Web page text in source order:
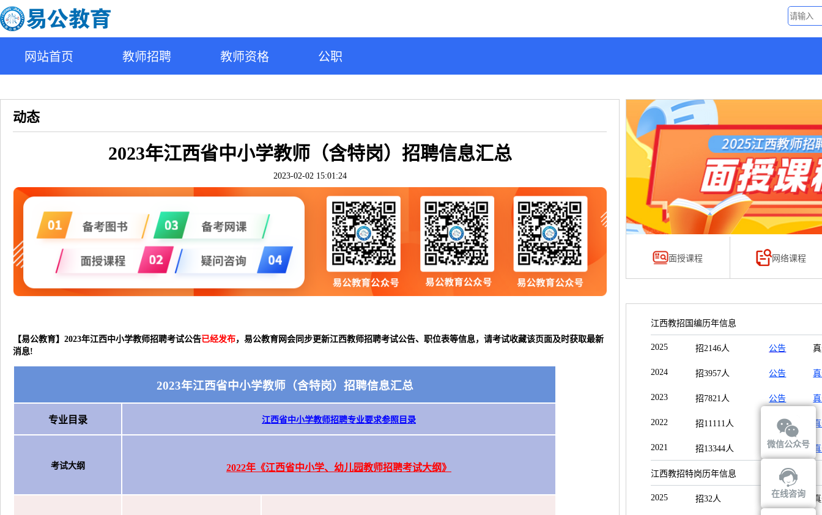
网站首页 教师招聘 教师资格 公职
动态
2023年江西省中小学教师（含特岗）招聘信息汇总
2023-02-02 15:01:24
【易公教育】2023年江西中小学教师招聘考试公告已经发布，易公教育网会同步更新江西教师招聘考试公告、职位表等信息，请考试收藏该页面及时获取最新
消息!
2023年江西省中小学教师（含特岗）招聘信息汇总
专业目录 江西省中小学教师招聘专业要求参照目录
考试大纲 2022年《江西省中小学、幼儿园教师招聘考试大纲》
面授课程 网络课程
江西教招国编历年信息
2025 招2146人 公告
2024 招3957人 公告
2023 招7821人 公告
2022 招11111人 公告
2021 招13344人 公告
江西教招特岗历年信息
2025 招32人 公告
微信公众号
在线咨询